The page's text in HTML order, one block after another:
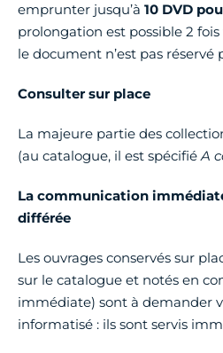
emprunter jusqu’à 10 DVD
prolongation est possible 2
le document n’est pas
Consulter sur place
La majeure partie des
(au catalogue, il est spécifiéA
La communication
différée
Les ouvrages conservés sur
sur le catalogue et notés en
immédiate) sont à demander
informatisé : ils sont servis